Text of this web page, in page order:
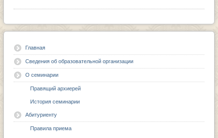
Главная
Сведения об образовательной организации
О семинарии
Правящий архиерей
История семинарии
Абитуриенту
Правила приема